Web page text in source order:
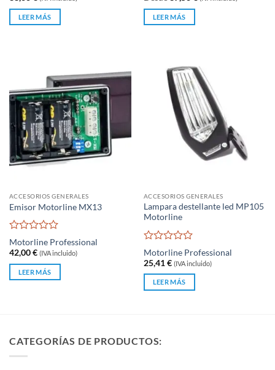
0
5
LEER MÁS
0
5
LEER MÁS
ACCESORIOS GENERALES
Emisor Motorline MX13
Valorado
con
0
5
Motorline Professional
42,00€ (IVA incluido)
LEER MÁS
ACCESORIOS GENERALES
Lampara destellante led MP105
Motorline
Valorado
con
0
5
Motorline Professional
25,41€ (IVA incluido)
LEER MÁS
CATEGORÍAS DE PRODUCTOS: